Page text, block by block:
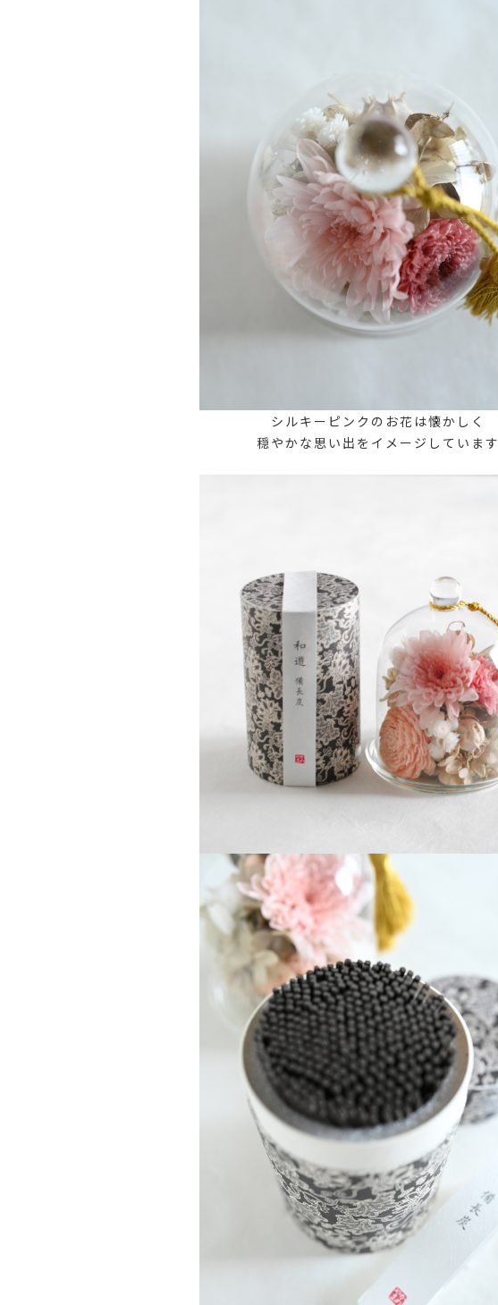
シルキーピンクのお花は懐かしく
穏やかな思い出をイメージしています